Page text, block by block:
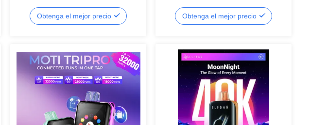
malla de bobina y 20 sabores 90 * 53 *
23mm Tamaño
Obtenga el mejor precio
y 20 ml de capacidad de líquido
electrónicoObtenga el mejor precio